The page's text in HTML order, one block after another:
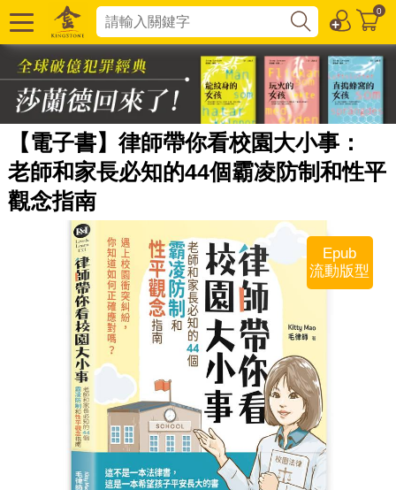
0
【電子書】律師帶你看校園大小事：
老師和家長必知的44個霸凌防制和性平
觀念指南
Epub
流動版型